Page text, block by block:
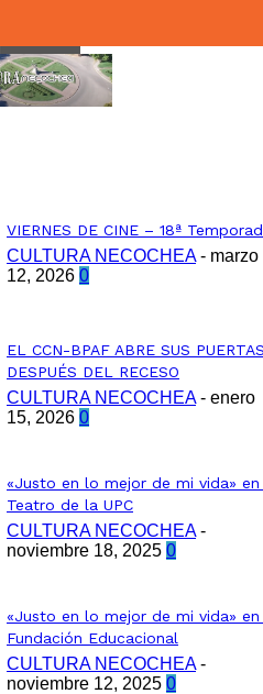
VIERNES DE CINE – 18ª
CULTURA NECOCHEA - marzo
12, 2026 0
EL CCN-BPAF ABRE SUS
DESPUÉS DEL RECESO
CULTURA NECOCHEA - enero
15, 2026 0
«Justo en lo mejor de mi vida»
Teatro de la UPC
CULTURA NECOCHEA -
noviembre 18, 2025 0
«Justo en lo mejor de mi vida»
Fundación Educacional
CULTURA NECOCHEA -
noviembre 12, 2025 0